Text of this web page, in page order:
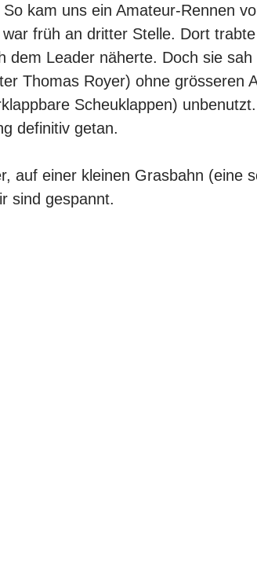
kam uns ein Amateur-Rennen
früh an dritter Stelle. Dort
Leader näherte. Doch sie
Thomas Royer) ohne grösseren
Scheuklappen)
definitiv getan.
auf einer kleinen Grasbahn (eine
sind gespannt.